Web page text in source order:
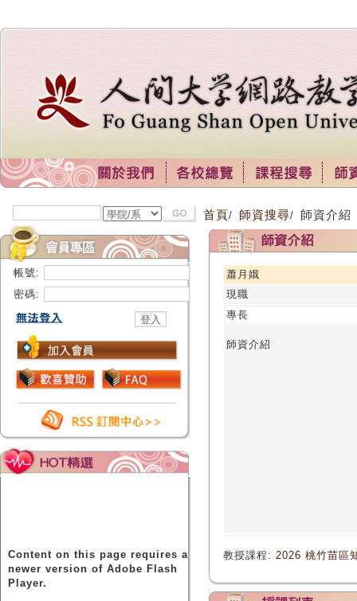
帳號:
密碼:
Content on this page requires a
newer version of Adobe Flash
Player.
首頁/ 師資搜尋/ 師資介紹
蕭月娥
現職
專長
師資介紹
教授課程: 2026 桃竹苗區